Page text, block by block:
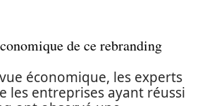
de ce rebranding
économique, les experts
les entreprises ayant réussi